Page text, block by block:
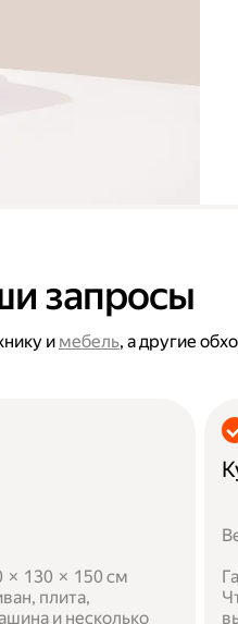
запросы
и мебель, а другие
× 130 × 150 см
плита,
и несколько